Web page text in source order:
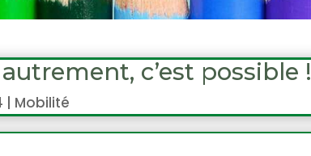
c’est possible !
| Mobilité